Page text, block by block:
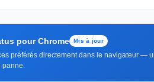
pour Chrome Mis à jour
préférés directement dans le navigateur —